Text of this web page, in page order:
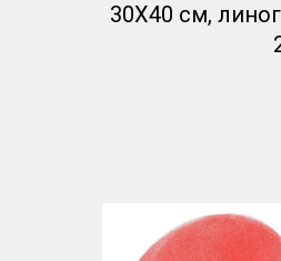
30Х40 см,